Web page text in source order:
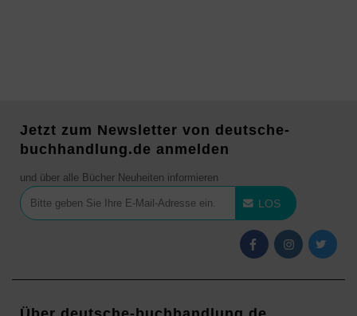
Jetzt zum Newsletter von deutsche-
buchhandlung.de anmelden
und über alle Bücher Neuheiten informieren
LOS